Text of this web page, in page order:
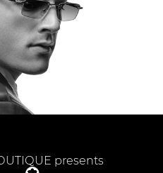
presents